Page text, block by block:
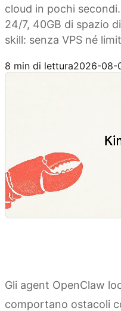
cloud in pochi
24/7, 40GB di spazio
skill: senza VPS né
8 min di lettura2026-08-
Gli agent OpenClaw
comportano ostacoli